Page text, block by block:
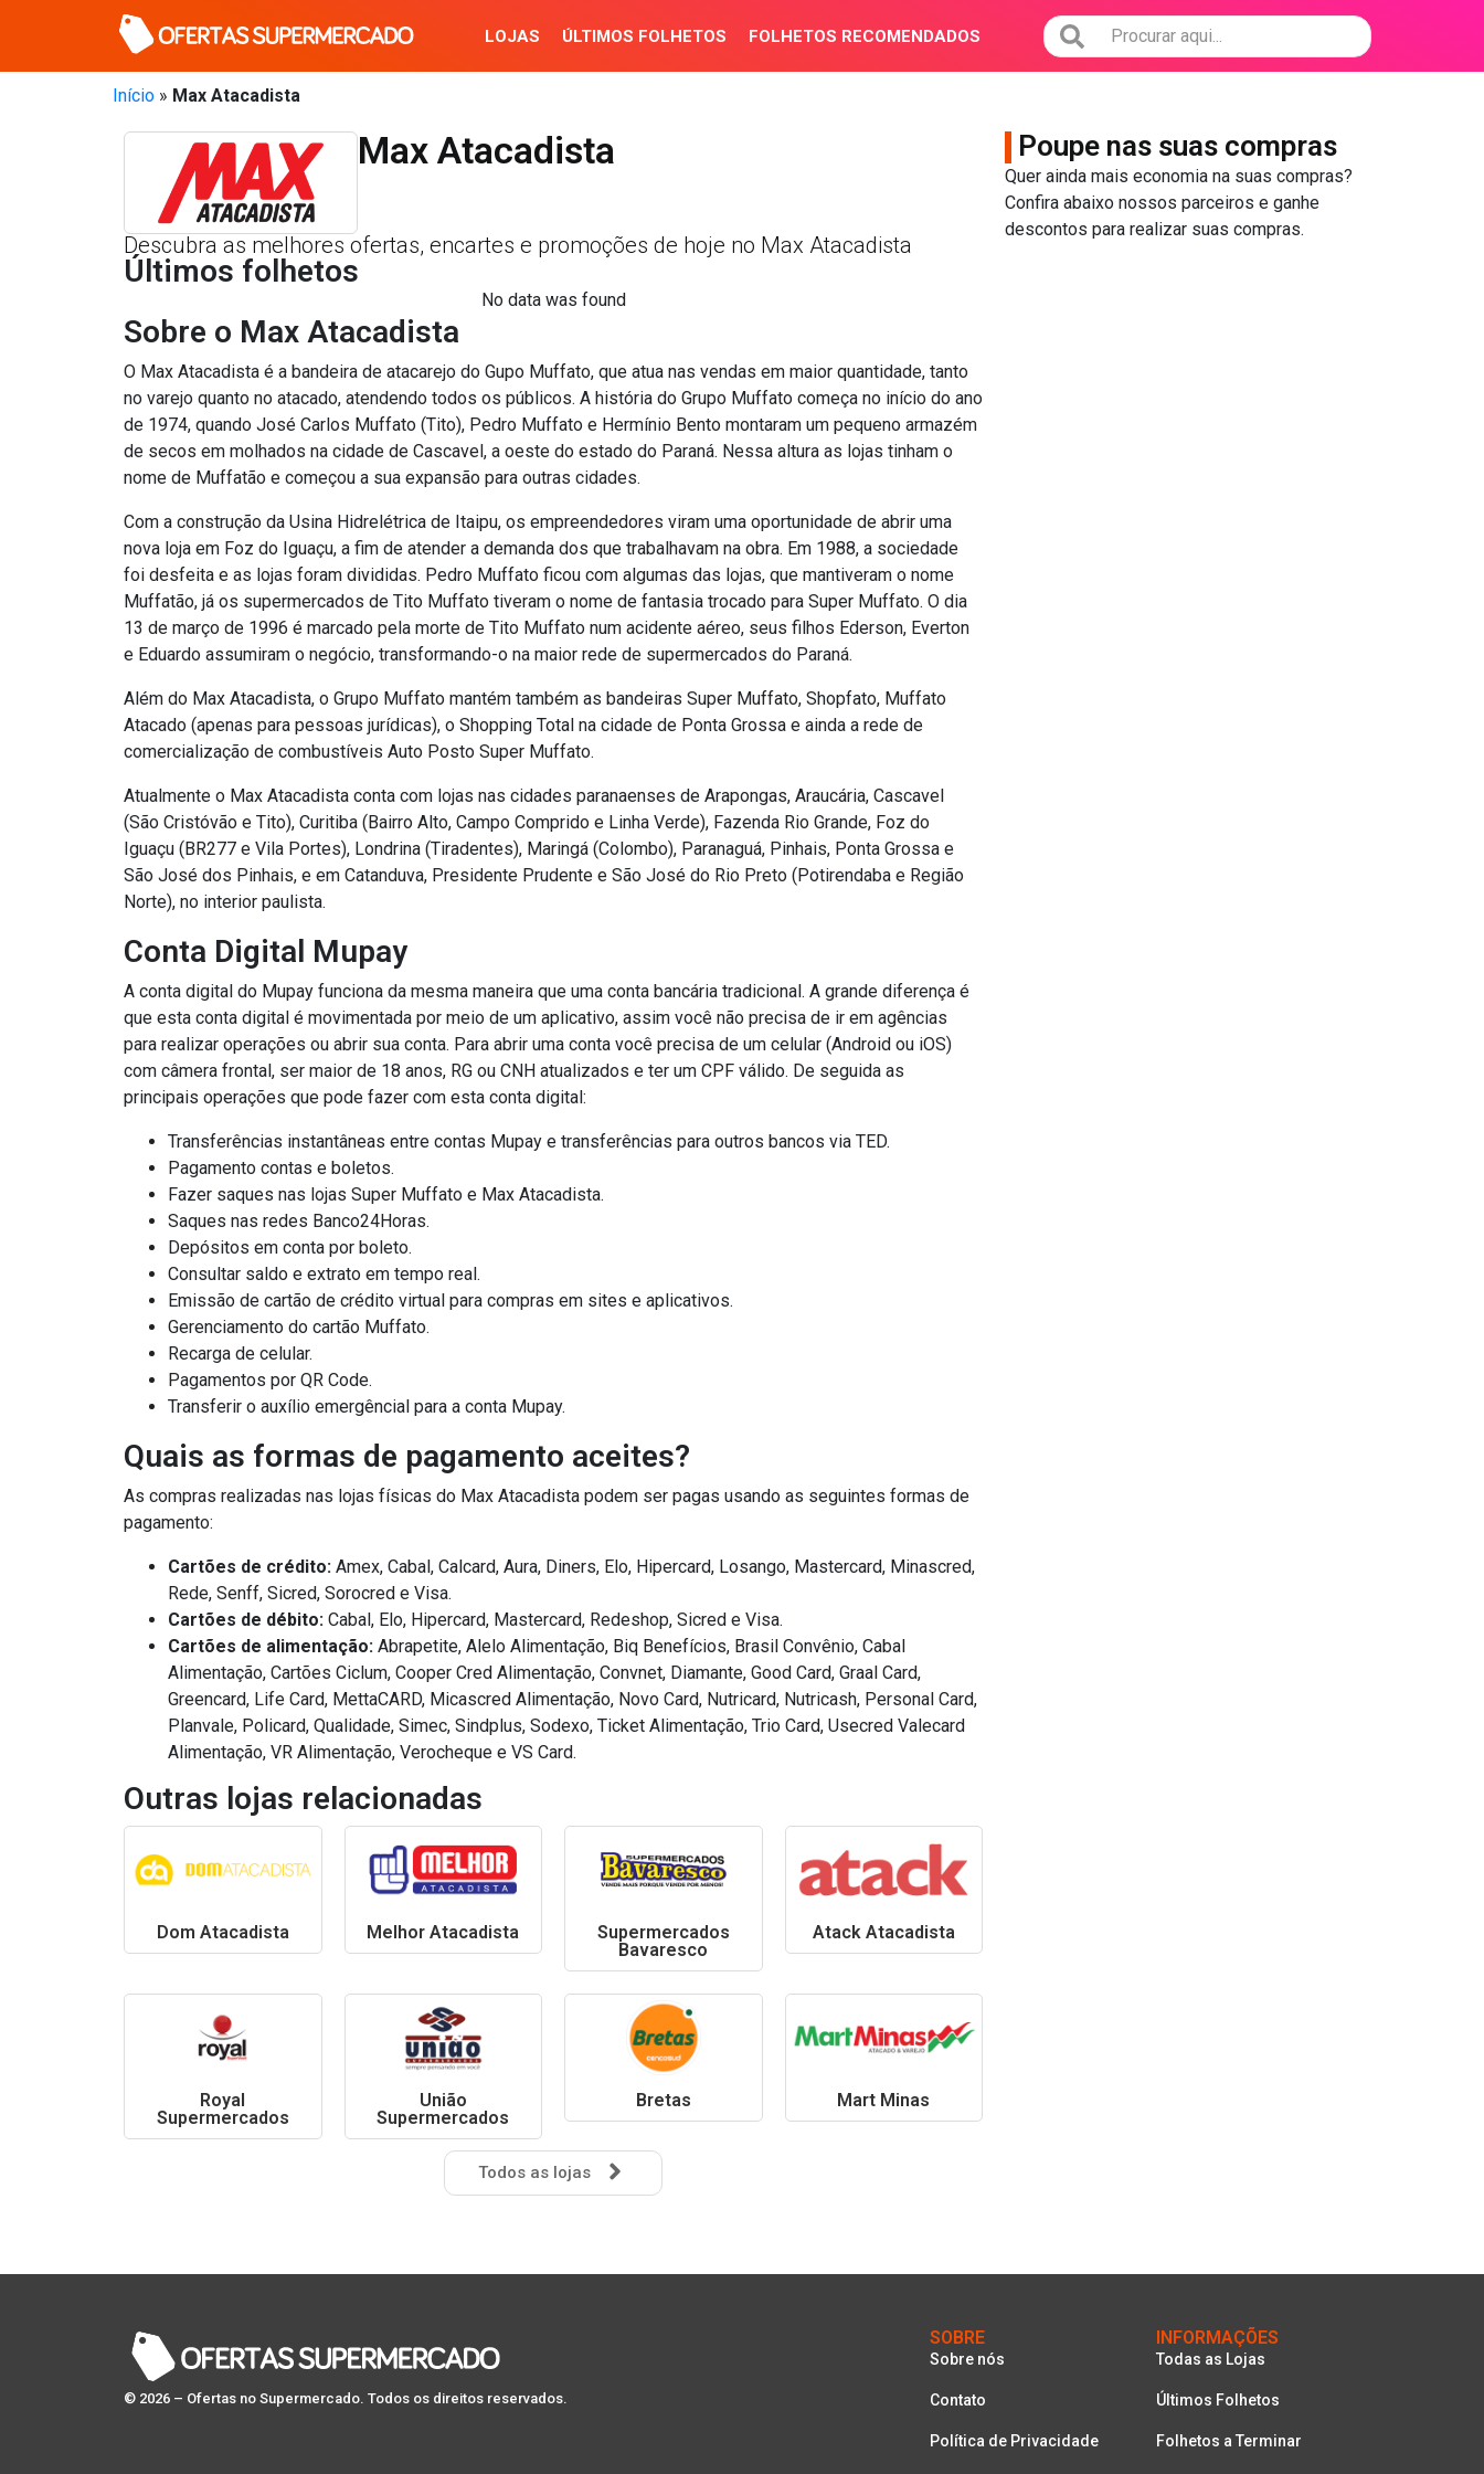
LOJAS ÚLTIMOS FOLHETOS FOLHETOS RECOMENDADOS
Início » Max Atacadista
Max Atacadista
Descubra as melhores ofertas, encartes e promoções de hoje no Max Atacadista
Últimos folhetos
No data was found
Sobre o Max Atacadista
O Max Atacadista é a bandeira de atacarejo do Gupo Muffato, que atua nas vendas em maior quantidade, tanto
no varejo quanto no atacado, atendendo todos os públicos. A história do Grupo Muffato começa no início do ano
de 1974, quando José Carlos Muffato (Tito), Pedro Muffato e Hermínio Bento montaram um pequeno armazém
de secos em molhados na cidade de Cascavel, a oeste do estado do Paraná. Nessa altura as lojas tinham o
nome de Muffatão e começou a sua expansão para outras cidades.
Com a construção da Usina Hidrelétrica de Itaipu, os empreendedores viram uma oportunidade de abrir uma
nova loja em Foz do Iguaçu, a fim de atender a demanda dos que trabalhavam na obra. Em 1988, a sociedade
foi desfeita e as lojas foram divididas. Pedro Muffato ficou com algumas das lojas, que mantiveram o nome
Muffatão, já os supermercados de Tito Muffato tiveram o nome de fantasia trocado para Super Muffato. O dia
13 de março de 1996 é marcado pela morte de Tito Muffato num acidente aéreo, seus filhos Ederson, Everton
e Eduardo assumiram o negócio, transformando-o na maior rede de supermercados do Paraná.
Além do Max Atacadista, o Grupo Muffato mantém também as bandeiras Super Muffato, Shopfato, Muffato
Atacado (apenas para pessoas jurídicas), o Shopping Total na cidade de Ponta Grossa e ainda a rede de
comercialização de combustíveis Auto Posto Super Muffato.
Atualmente o Max Atacadista conta com lojas nas cidades paranaenses de Arapongas, Araucária, Cascavel
(São Cristóvão e Tito), Curitiba (Bairro Alto, Campo Comprido e Linha Verde), Fazenda Rio Grande, Foz do
Iguaçu (BR277 e Vila Portes), Londrina (Tiradentes), Maringá (Colombo), Paranaguá, Pinhais, Ponta Grossa e
São José dos Pinhais, e em Catanduva, Presidente Prudente e São José do Rio Preto (Potirendaba e Região
Norte), no interior paulista.
Conta Digital Mupay
A conta digital do Mupay funciona da mesma maneira que uma conta bancária tradicional. A grande diferença é
que esta conta digital é movimentada por meio de um aplicativo, assim você não precisa de ir em agências
para realizar operações ou abrir sua conta. Para abrir uma conta você precisa de um celular (Android ou iOS)
com câmera frontal, ser maior de 18 anos, RG ou CNH atualizados e ter um CPF válido. De seguida as
principais operações que pode fazer com esta conta digital:
Transferências instantâneas entre contas Mupay e transferências para outros bancos via TED.
Pagamento contas e boletos.
Fazer saques nas lojas Super Muffato e Max Atacadista.
Saques nas redes Banco24Horas.
Depósitos em conta por boleto.
Consultar saldo e extrato em tempo real.
Emissão de cartão de crédito virtual para compras em sites e aplicativos.
Gerenciamento do cartão Muffato.
Recarga de celular.
Pagamentos por QR Code.
Transferir o auxílio emergêncial para a conta Mupay.
Quais as formas de pagamento aceites?
As compras realizadas nas lojas físicas do Max Atacadista podem ser pagas usando as seguintes formas de
pagamento:
Cartões de crédito: Amex, Cabal, Calcard, Aura, Diners, Elo, Hipercard, Losango, Mastercard, Minascred,
Rede, Senff, Sicred, Sorocred e Visa.
Cartões de débito: Cabal, Elo, Hipercard, Mastercard, Redeshop, Sicred e Visa.
Cartões de alimentação: Abrapetite, Alelo Alimentação, Biq Benefícios, Brasil Convênio, Cabal
Alimentação, Cartões Ciclum, Cooper Cred Alimentação, Convnet, Diamante, Good Card, Graal Card,
Greencard, Life Card, MettaCARD, Micascred Alimentação, Novo Card, Nutricard, Nutricash, Personal Card,
Planvale, Policard, Qualidade, Simec, Sindplus, Sodexo, Ticket Alimentação, Trio Card, Usecred Valecard
Alimentação, VR Alimentação, Verocheque e VS Card.
Outras lojas relacionadas
Dom Atacadista Melhor Atacadista
Supermercados
Bavaresco
Atack Atacadista
Royal
Supermercados
União
Supermercados
Bretas Mart Minas
Todos as lojas
Poupe nas suas compras
Quer ainda mais economia na suas compras?
Confira abaixo nossos parceiros e ganhe
descontos para realizar suas compras.
© 2026 – Ofertas no Supermercado. Todos os direitos reservados.
SOBRE
Sobre nós
Contato
Política de Privacidade
INFORMAÇÕES
Todas as Lojas
Últimos Folhetos
Folhetos a Terminar